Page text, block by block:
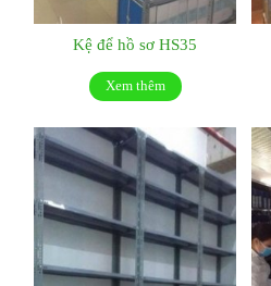
Kệ để hồ sơ HS35
Xem thêm